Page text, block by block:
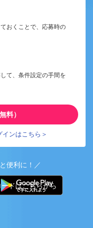
おくことで、応募時の
て、条件設定の手間を
料）
ンはこちら＞
便利に！／
ドはこちらから